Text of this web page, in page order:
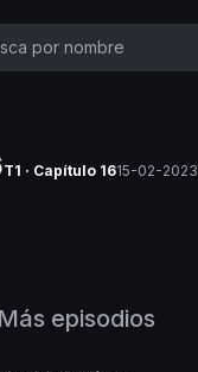
T1 · Capítulo 1615-02-2023
Más episodios